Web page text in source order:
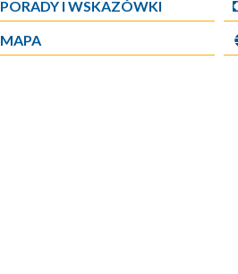
PORADY I WSKAZÓWKI
MAPA